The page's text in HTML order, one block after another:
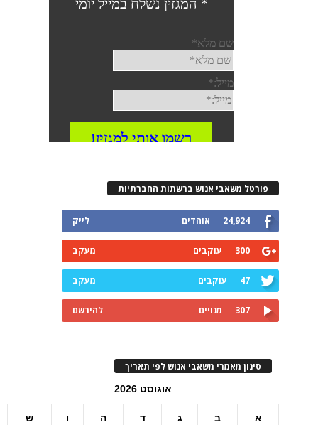
פורטל משאבי אנוש ברשתות החברתיות
24,924 אוהדים לייק
300 עוקבים מעקב
47 עוקבים מעקב
307 מנויים להירשם
סינון מאמרי משאבי אנוש לפי תאריך
אוגוסט 2026
א ב ג ד ה ו ש